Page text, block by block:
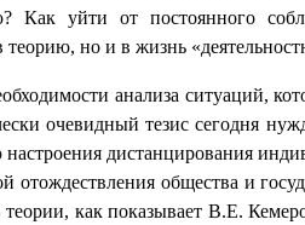
Как уйти от постоянного
но и в жизнь
анализа ситуаций,
очевидный тезис сегодня
дистанцирования
отождествления общества и
как показывает В.Е.